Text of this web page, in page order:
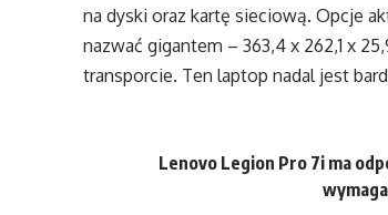
na dyski oraz kartę sieciową. Opcje
nazwać gigantem – 363,4 x 262,1 x
transporcie. Ten laptop nadal jest
Lenovo Legion Pro 7i ma